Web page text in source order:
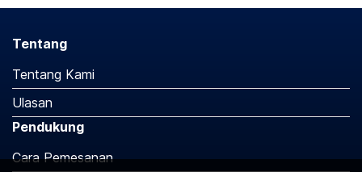
Tentang
Tentang Kami
Ulasan
Pendukung
Cara Pemesanan